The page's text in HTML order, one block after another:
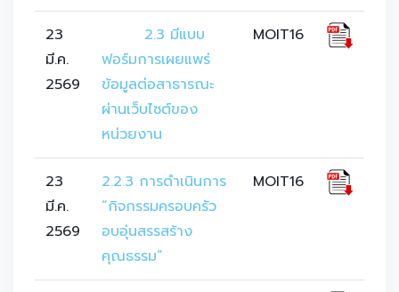
23
มี.ค.
2569
ฟอร์มการเผยแพร่
ข้อมูลต่อสาธารณะ
ผ่านเว็บไซต์ของ
หน่วยงาน
MOIT16
23
มี.ค.
2569
2.2.3 การดำเนินการ
“กิจกรรมครอบครัว
อบอุ่นสรรสร้าง
คุณธรรม”
MOIT16